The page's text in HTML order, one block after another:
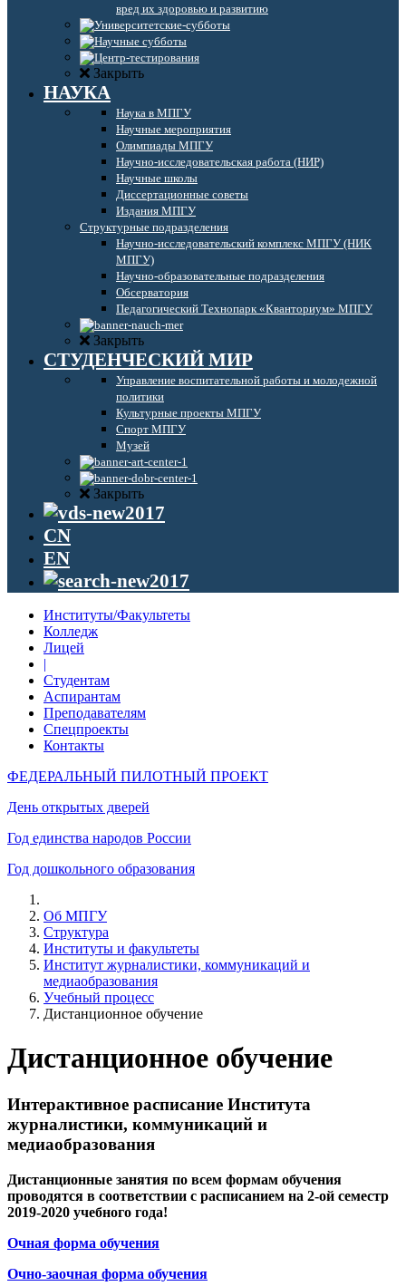
вред их здоровью и развитию
Закрыть
НАУКА
Наука в МПГУ
Научные мероприятия
Олимпиады МПГУ
Научно-исследовательская работа (НИР)
Научные школы
Диссертационные советы
Издания МПГУ
Структурные подразделения
Научно-исследовательский комплекс МПГУ (НИК
МПГУ)
Научно-образовательные подразделения
Обсерватория
Педагогический Технопарк «Кванториум» МПГУ
Закрыть
СТУДЕНЧЕСКИЙ МИР
Управление воспитательной работы и молодежной
политики
Культурные проекты МПГУ
Спорт МПГУ
Музей
Закрыть
CN
EN
Институты/Факультеты
Колледж
Лицей
|
Студентам
Аспирантам
Преподавателям
Спецпроекты
Контакты
ФЕДЕРАЛЬНЫЙ ПИЛОТНЫЙ ПРОЕКТ
День открытых дверей
Год единства народов России
Год дошкольного образования
Об МПГУ
Структура
Институты и факультеты
Институт журналистики, коммуникаций и
медиаобразования
Учебный процесс
Дистанционное обучение
Дистанционное обучение
Интерактивное расписание Института
журналистики, коммуникаций и
медиаобразования
Дистанционные занятия по всем формам обучения
проводятся в соответствии с расписанием на 2-ой семестр
2019-2020 учебного года!
Очная форма обучения
Очно-заочная форма обучения